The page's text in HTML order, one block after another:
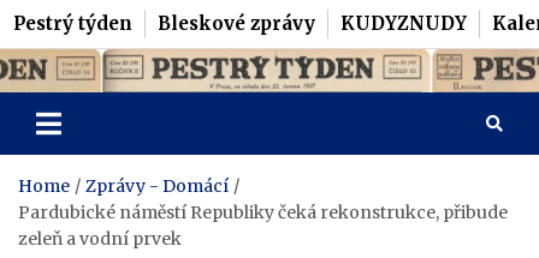
Pestrý týden Bleskové zprávy KUDYZNUDY
Skip
to
content
Pestrý Týden
Home
Zprávy - Domácí
Pardubické náměstí Republiky čeká rekonstrukce, přibude
zeleň a vodní prvek